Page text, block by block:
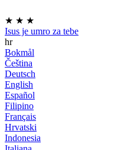
★ ★ ★
Isus je umro za tebe
hr
Bokmål
Čeština
Deutsch
English
Español
Filipino
Français
Hrvatski
Indonesia